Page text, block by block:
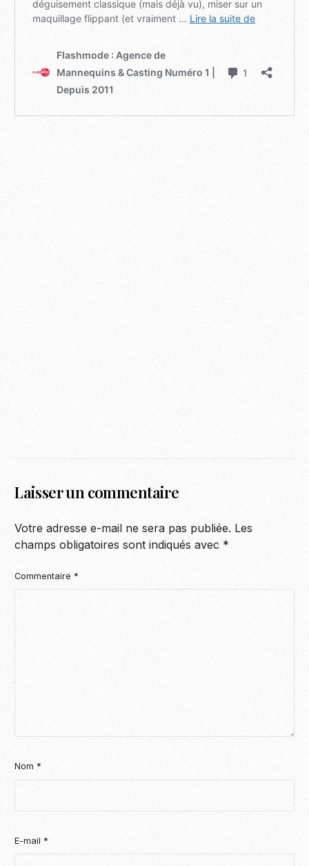
Laisser un commentaire
Votre adresse e-mail ne sera pas publiée. Les
champs obligatoires sont indiqués avec *
Commentaire *
Nom *
E-mail *